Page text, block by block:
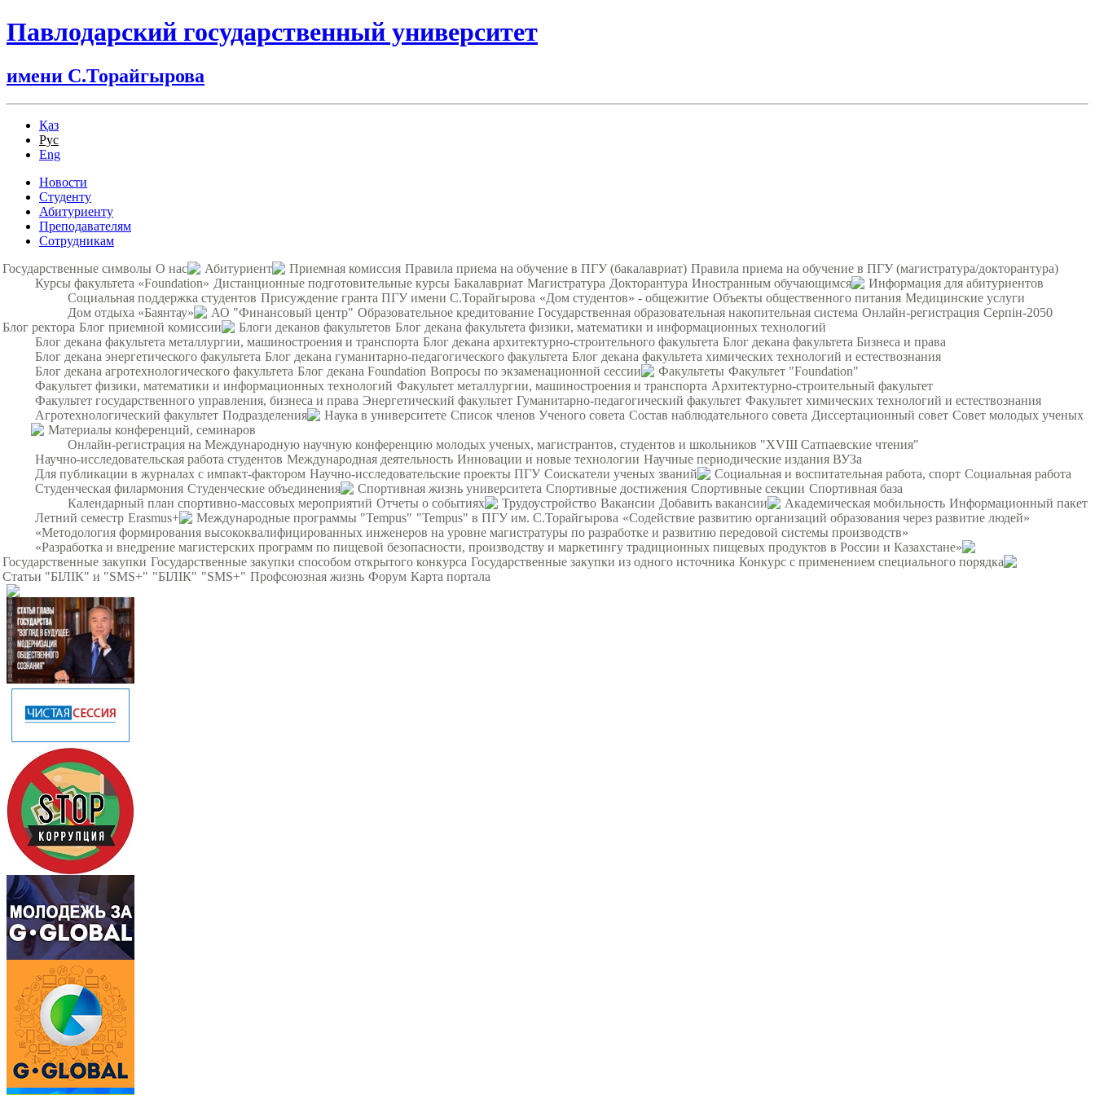
Павлодарский государственный университет
имени С.Торайгырова
Қаз
Рус
Eng
Новости
Студенту
Абитуриенту
Преподавателям
Сотрудникам
Государственные символы О нас Абитуриент Приемная комиссия Правила приема на обучение в ПГУ (бакалавриат) Правила приема на обучение в ПГУ (магистратура/докторантура)
Курсы факультета «Foundation» Дистанционные подготовительные курсы Бакалавриат Магистратура Докторантура Иностранным обучающимся
Информация для абитуриентов
Социальная поддержка студентов Присуждение гранта ПГУ имени С.Торайгырова «Дом студентов» - общежитие Объекты общественного питания Медицинские услуги
Дом отдыха «Баянтау»
АО "Финансовый центр" Образовательное кредитование Государственная образовательная накопительная система Онлайн-регистрация Серпін-2050
Блог ректора Блог приемной комиссии Блоги деканов факультетов Блог декана факультета физики, математики и информационных технологий
Блог декана факультета металлургии, машиностроения и транспорта Блог декана архитектурно-строительного факультета Блог декана факультета Бизнеса и права
Блог декана энергетического факультета Блог декана гуманитарно-педагогического факультета Блог декана факультета химических технологий и естествознания
Блог декана агротехнологического факультета Блог декана Foundation Вопросы по экзаменационной сессии Факультеты Факультет "Foundation"
Факультет физики, математики и информационных технологий Факультет металлургии, машиностроения и транспорта Архитектурно-строительный факультет
Факультет государственного управления, бизнеса и права Энергетический факультет Гуманитарно-педагогический факультет Факультет химических технологий и естествознания
Агротехнологический факультет Подразделения Наука в университете Список членов Ученого совета Состав наблюдательного совета Диссертационный совет Совет молодых ученых
Материалы конференций, семинаров
Онлайн-регистрация на Международную научную конференцию молодых ученых, магистрантов, студентов и школьников "XVIII Сатпаевские чтения"
Научно-исследовательская работа студентов Международная деятельность Инновации и новые технологии Научные периодические издания ВУЗа
Для публикации в журналах с импакт-фактором Научно-исследовательские проекты ПГУ Соискатели ученых званий Социальная и воспитательная работа, спорт Социальная работа
Студенческая филармония Студенческие объединения Спортивная жизнь университета Спортивные достижения Спортивные секции Спортивная база
Календарный план спортивно-массовых мероприятий Отчеты о событиях Трудоустройство Вакансии Добавить вакансии Академическая мобильность Информационный пакет
Летний семестр Erasmus+ Международные программы "Tempus" "Tempus" в ПГУ им. С.Торайгырова «Содействие развитию организаций образования через развитие людей»
«Методология формирования высококвалифицированных инженеров на уровне магистратуры по разработке и развитию передовой системы производств»
«Разработка и внедрение магистерских программ по пищевой безопасности, производству и маркетингу традиционных пищевых продуктов в России и Казахстане»
Государственные закупки Государственные закупки способом открытого конкурса Государственные закупки из одного источника Конкурс с применением специального порядка
Статьи "БІЛІК" и "SMS+" "БІЛІК" "SMS+" Профсоюзная жизнь Форум Карта портала